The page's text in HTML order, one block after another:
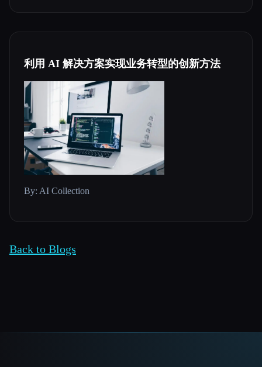
利用 AI 解决方案实现业务转型的创新方法
By: AI Collection
Back to Blogs